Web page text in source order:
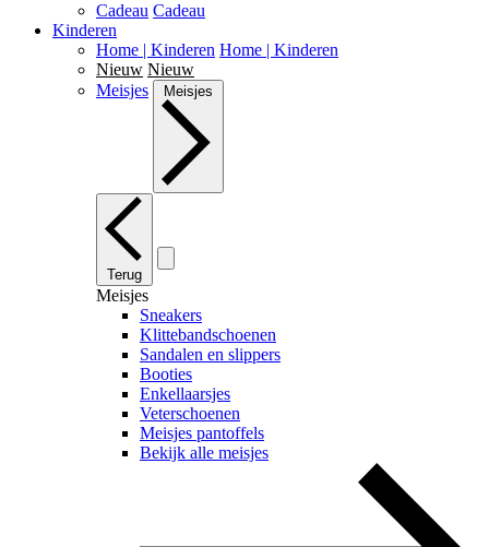
Cadeau Cadeau
Kinderen
Home | Kinderen Home | Kinderen
Nieuw Nieuw
Meisjes
Meisjes
Terug
Meisjes
Sneakers
Klittebandschoenen
Sandalen en slippers
Booties
Enkellaarsjes
Veterschoenen
Meisjes pantoffels
Bekijk alle meisjes